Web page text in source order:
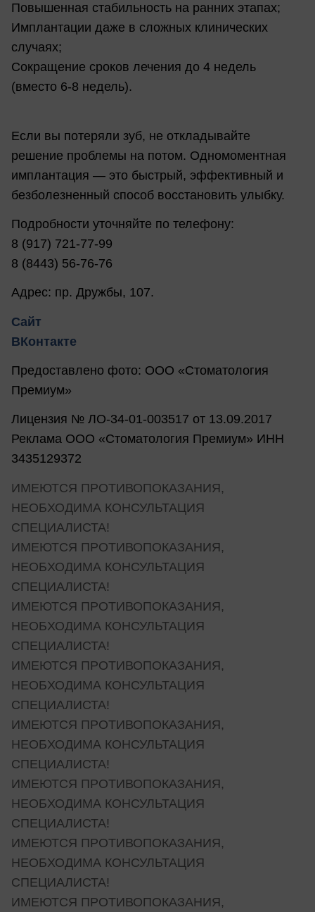
Повышенная стабильность на ранних этапах;
Имплантации даже в сложных клинических
случаях;
Сокращение сроков лечения до 4 недель
(вместо 6-8 недель).
Если вы потеряли зуб, не откладывайте
решение проблемы на потом. Одномоментная
имплантация — это быстрый, эффективный и
безболезненный способ восстановить улыбку.
Подробности уточняйте по телефону:
8 (917) 721-77-99
8 (8443) 56-76-76
Адрес: пр. Дружбы, 107.
Сайт
ВКонтакте
Предоставлено фото: ООО «Стоматология
Премиум»
Лицензия № ЛО-34-01-003517 от 13.09.2017
Реклама ООО «Стоматология Премиум» ИНН
3435129372
ИМЕЮТСЯ ПРОТИВОПОКАЗАНИЯ,
НЕОБХОДИМА КОНСУЛЬТАЦИЯ
СПЕЦИАЛИСТА!
ИМЕЮТСЯ ПРОТИВОПОКАЗАНИЯ,
НЕОБХОДИМА КОНСУЛЬТАЦИЯ
СПЕЦИАЛИСТА!
ИМЕЮТСЯ ПРОТИВОПОКАЗАНИЯ,
НЕОБХОДИМА КОНСУЛЬТАЦИЯ
СПЕЦИАЛИСТА!
ИМЕЮТСЯ ПРОТИВОПОКАЗАНИЯ,
НЕОБХОДИМА КОНСУЛЬТАЦИЯ
СПЕЦИАЛИСТА!
ИМЕЮТСЯ ПРОТИВОПОКАЗАНИЯ,
НЕОБХОДИМА КОНСУЛЬТАЦИЯ
СПЕЦИАЛИСТА!
ИМЕЮТСЯ ПРОТИВОПОКАЗАНИЯ,
НЕОБХОДИМА КОНСУЛЬТАЦИЯ
СПЕЦИАЛИСТА!
ИМЕЮТСЯ ПРОТИВОПОКАЗАНИЯ,
НЕОБХОДИМА КОНСУЛЬТАЦИЯ
СПЕЦИАЛИСТА!
ИМЕЮТСЯ ПРОТИВОПОКАЗАНИЯ,